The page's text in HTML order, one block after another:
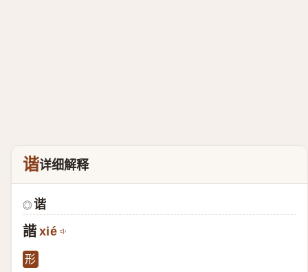
谐详细解释
◎ 谐
諧 xié
形